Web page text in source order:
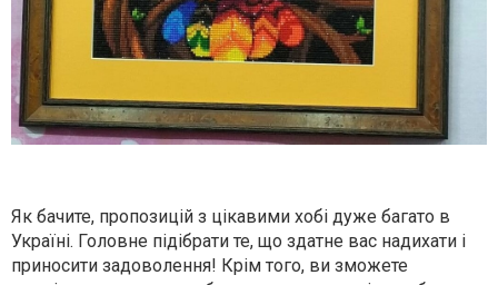
Як бачите, пропозицій з цікавими хобі дуже багато в
Україні. Головне підібрати те, що здатне вас надихати і
приносити задоволення! Крім того, ви зможете